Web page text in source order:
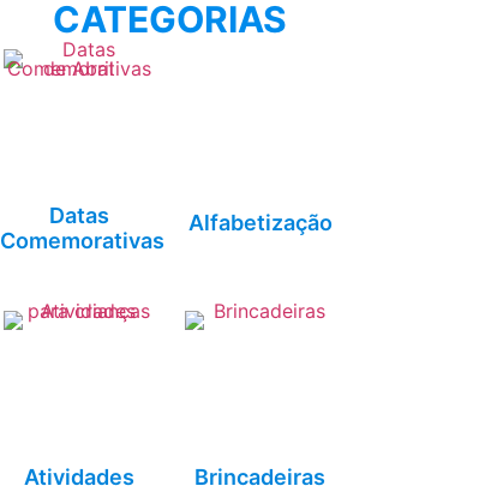
CATEGORIAS
Datas
Comemorativas
Alfabetização
Atividades Brincadeiras